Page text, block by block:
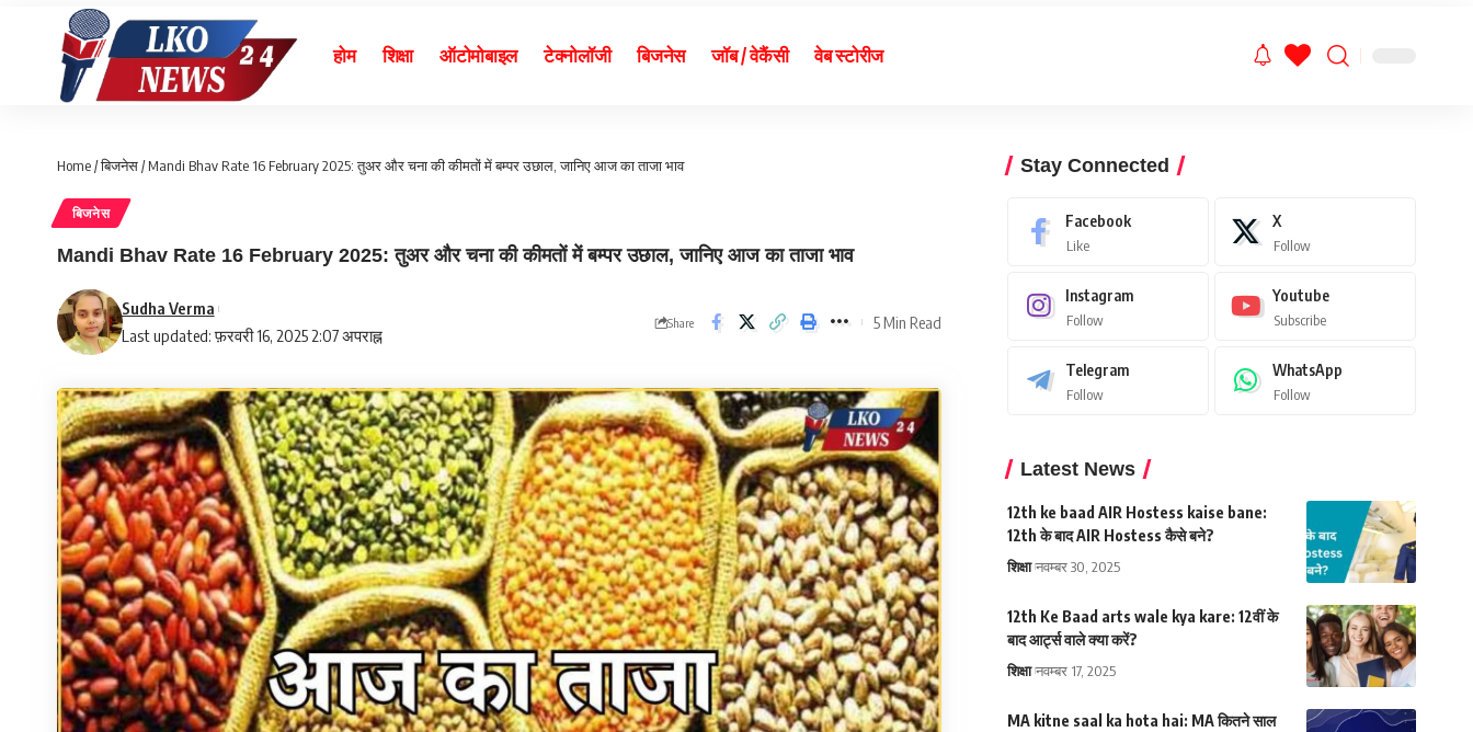
होम शिक्षा ऑटोमोबाइल टेक्नोलॉजी बिजनेस जॉब / वेकैंसी वेब स्टोरीज
Home/बिजनेस/Mandi Bhav Rate 16 February 2025: तुअर और चना की कीमतों में बम्पर उछाल, जानिए आज का ताजा भाव
बिजनेस
Mandi Bhav Rate 16 February 2025: तुअर और चना की कीमतों में बम्पर उछाल, जानिए आज का ताजा भाव
Last updated: फ़रवरी 16, 2025 2:07 अपराह्न
Sudha Verma
Share 5 Min Read
Stay Connected
Facebook
Like
X
Follow
Instagram
Follow
Youtube
Subscribe
Telegram
Follow
WhatsApp
Follow
Latest News
12th ke baad AIR Hostess kaise bane:
12th के बाद AIR Hostess कैसे बने?
शिक्षा नवम्बर 30, 2025
12th Ke Baad arts wale kya kare: 12वीं के
बाद आर्ट्स वाले क्या करें?
शिक्षा नवम्बर 17, 2025
MA kitne saal ka hota hai: MA कितने साल